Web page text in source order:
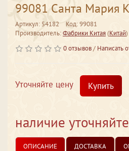
99081 Санта Мария
Артикул: 54182
Код: 99081
Производитель:Фабрики Китая(Китай)
0 отзывов/ Написать
Уточняйте цену Купить
наличие уточняйте
ОПИСАНИЕ ДОСТАВКА